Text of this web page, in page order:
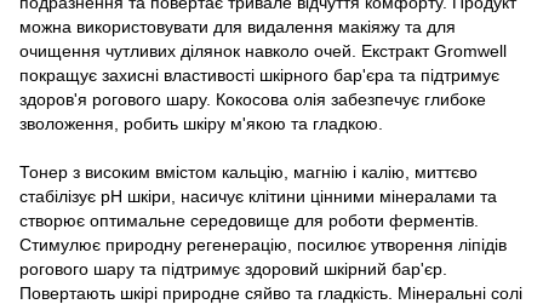
можна використовувати для видалення макіяжу та для
очищення чутливих ділянок навколо очей. Екстракт Gromwell
покращує захисні властивості шкірного бар'єра та підтримує
здоров'я рогового шару. Кокосова олія забезпечує глибоке
зволоження, робить шкіру м'якою та гладкою.
Тонер з високим вмістом кальцію, магнію і калію, миттєво
стабілізує рН шкіри, насичує клітини цінними мінералами та
створює оптимальне середовище для роботи ферментів.
Стимулює природну регенерацію, посилює утворення ліпідів
рогового шару та підтримує здоровий шкірний бар'єр.
Повертають шкірі природне сяйво та гладкість. Мінеральні солі